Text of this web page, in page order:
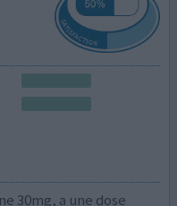
30mg, a une dose